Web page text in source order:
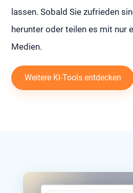
lassen. Sobald Sie zufrieden
herunter oder teilen es mit nur
Medien.
Weitere KI-Tools entdecken